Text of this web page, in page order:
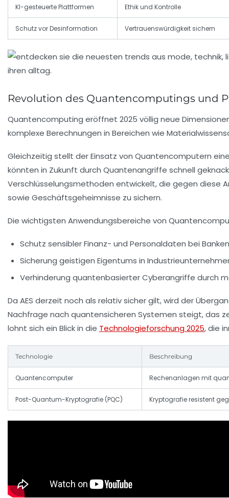
KI-gesteuerte Plattformen Ethik und Kontrolle
Schutz vor Desinformation Vertrauenswürdigkeit sichern
Revolution des Quantencomputings und
Quantencomputing eröffnet 2025 völlig neue
komplexe Berechnungen in Bereichen wie
Gleichzeitig stellt der Einsatz von Quantencomputern
könnten in Zukunft durch Quantenangriffe schnell
Verschlüsselungsmethoden entwickelt, die gegen diese
sowie Geschäftsgeheimnisse zu sichern.
Die wichtigsten Anwendungsbereiche von
Schutz sensibler Finanz- und Personaldaten bei
Sicherung geistigen Eigentums in
Verhinderung quantenbasierter Cyberangriffe durch
Da AES derzeit noch als relativ sicher gilt, wird der
Nachfrage nach quantensicheren Systemen steigt, das
lohnt sich ein Blick in die Technologieforschung 2025, die
Technologie Beschreibung
Quantencomputer Rechenanlagen mit
Post-Quantum-Kryptografie (PQC) Kryptografie resistent